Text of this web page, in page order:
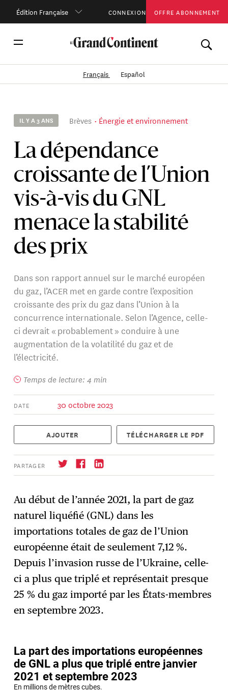
Édition Française CONNEXION OFFRE ABONNEMENT
Français Español
IL Y A 3 ANS Brèves Énergie et environnement
La dépendance
croissante de l’Union
vis-à-vis du GNL
menace la stabilité
des prix
Dans son rapport annuel sur le marché européen
du gaz, l’ACER met en garde contre l’exposition
croissante des prix du gaz dans l’Union à la
concurrence internationale. Selon l’Agence, celle-
ci devrait « probablement » conduire à une
augmentation de la volatilité du gaz et de
l’électricité.
Temps de lecture: 4 min
DATE 30 octobre 2023
AJOUTER TÉLÉCHARGER LE PDF
PARTAGER
→ S'abonner
Au début de l’année 2021, la part de gaz
naturel liquéfié (GNL) dans les
importations totales de gaz de l’Union
européenne était de seulement 7,12 %.
Depuis l’invasion russe de l’Ukraine, celle-
ci a plus que triplé et représentait presque
25 % du gaz importé par les États-membres
en septembre 2023.